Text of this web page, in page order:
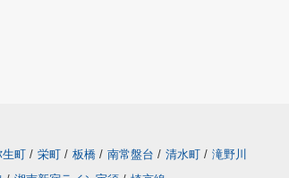
生町 / 栄町 / 板橋 / 南常盤台 / 清水町 / 滝野川